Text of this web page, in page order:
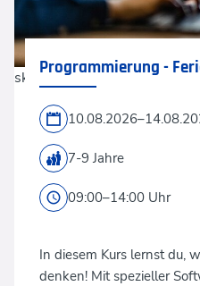
skynesher via GettyImages
Programmierung -
7-9 Jahre
09:00–14:00 Uhr
In diesem Kurs lernst du,
denken! Mit spezieller